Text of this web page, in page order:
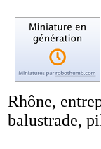
Rhône,
balustrade,